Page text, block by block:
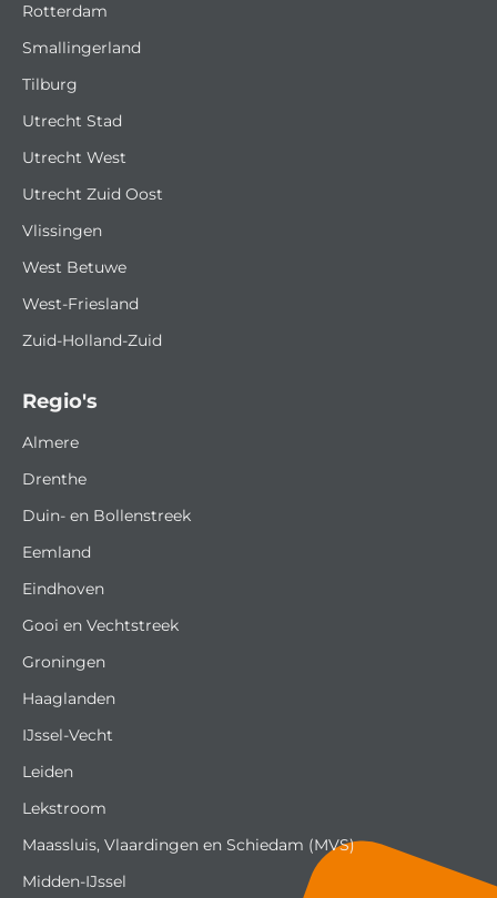
Regio's
Almere
Drenthe
Duin- en Bollenstreek
Eemland
Eindhoven
Gooi en Vechtstreek
Groningen
Haaglanden
IJssel-Vecht
Leiden
Lekstroom
Maassluis, Vlaardingen en Schiedam (MVS)
Midden-IJssel
Rotterdam
Smallingerland
Tilburg
Utrecht Stad
Utrecht West
Utrecht Zuid Oost
Vlissingen
West Betuwe
West-Friesland
Zuid-Holland-Zuid